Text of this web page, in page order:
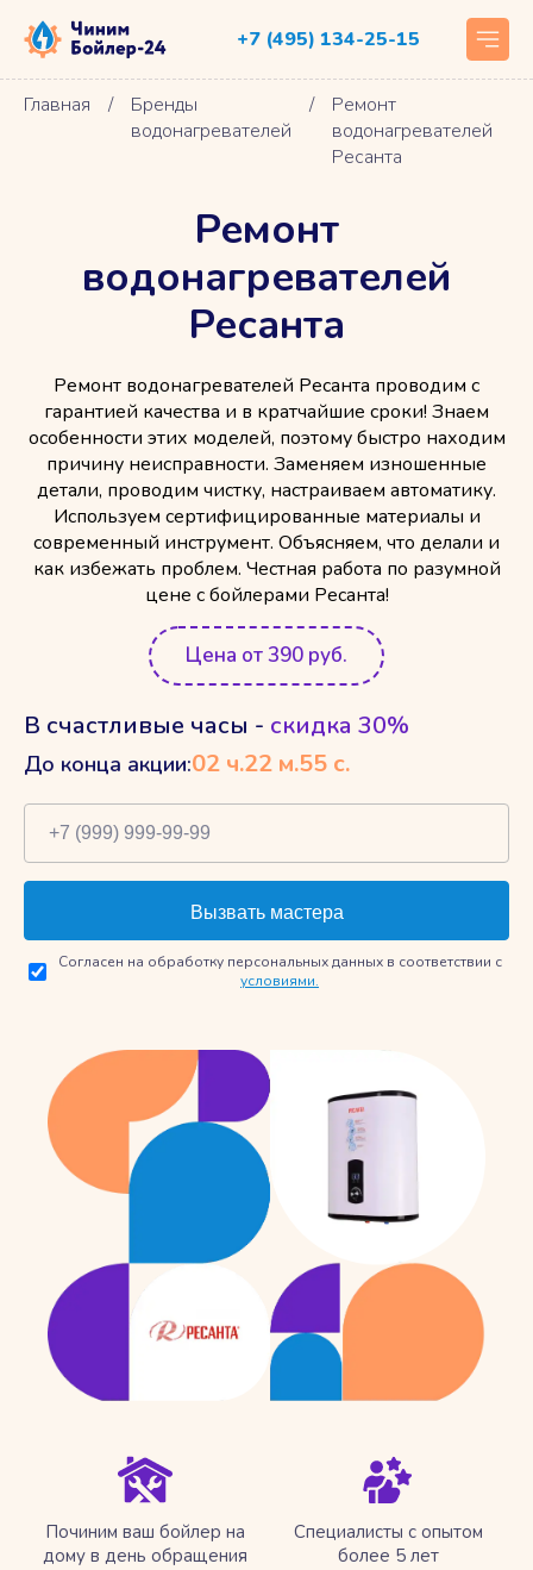
+7 (495) 134-25-15
Главная /
Бренды
водонагревателей
/
Ремонт
водонагревателей
Ресанта
Ремонт
водонагревателей
Ресанта
Ремонт водонагревателей Ресанта проводим с
гарантией качества и в кратчайшие сроки! Знаем
особенности этих моделей, поэтому быстро находим
причину неисправности. Заменяем изношенные
детали, проводим чистку, настраиваем автоматику.
Используем сертифицированные материалы и
современный инструмент. Объясняем, что делали и
как избежать проблем. Честная работа по разумной
цене с бойлерами Ресанта!
Цена от 390 руб.
В счастливые часы - скидка 30%
До конца акции:02 ч.22 м.54 с.
Согласен на обработку персональных данных в соответствии с
условиями.
Починим ваш бойлер на
дому в день обращения
Специалисты с опытом
более 5 лет